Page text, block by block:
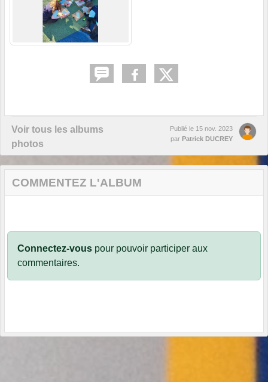
Voir tous les albums
photos
Publié le 15 nov. 2023
par Patrick DUCREY
COMMENTEZ L'ALBUM
Connectez-vous pour pouvoir participer aux
commentaires.